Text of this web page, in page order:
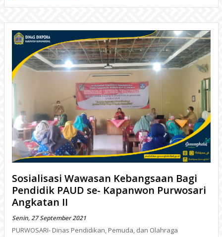
Sosialisasi Wawasan Kebangsaan Bagi
Pendidik PAUD se- Kapanwon Purwosari
Angkatan II
Senin, 27 September 2021
PURWOSARI- Dinas Pendidikan, Pemuda, dan Olahraga